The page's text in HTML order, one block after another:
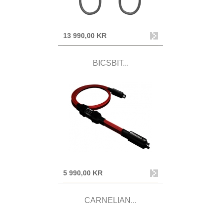
13 990,00 KR
BICSBIT...
5 990,00 KR
CARNELIAN...